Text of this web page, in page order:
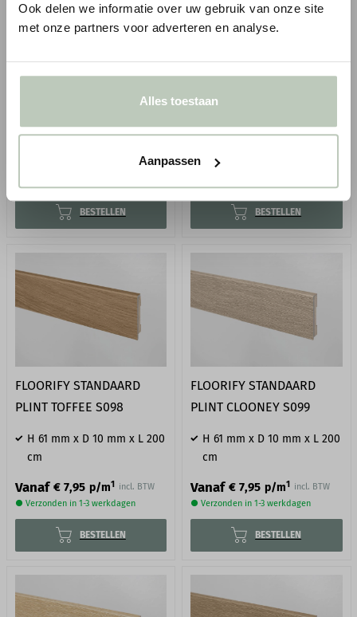
Ook delen we informatie over uw gebruik van onze site
met onze partners voor adverteren en analyse.
Alles toestaan
Aanpassen
FLOORIFY STANDAARD
cm
incl. BTW
BESTELLEN
FLOORIFY STANDAARD
cm
Vanaf
BESTELLEN
FLOORIFY STANDAARD
PLINT TOFFEE S098
H 61 mm x D 10 mm x L 200
cm
Vanaf € 7,95 p/m1 incl. BTW
● Verzonden in 1-3 werkdagen
BESTELLEN
FLOORIFY STANDAARD
PLINT CLOONEY S099
H 61 mm x D 10 mm x L 200
cm
Vanaf € 7,95 p/m1 incl. BTW
● Verzonden in 1-3 werkdagen
BESTELLEN